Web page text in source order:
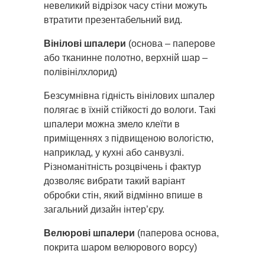
невеликий відрізок часу стіни можуть
втратити презентабельний вид.
Вінілові шпалери (основа – паперове
або тканинне полотно, верхній шар –
полівінілхлорид)
Безсумнівна гідність вінілових шпалер
полягає в їхній стійкості до вологи. Такі
шпалери можна змело клеїти в
приміщеннях з підвищеною вологістю,
наприклад, у кухні або санвузлі.
Різноманітність розцвічень і фактур
дозволяє вибрати такий варіант
обробки стін, який відмінно впише в
загальний дизайн інтер’єру.
Велюрові шпалери (паперова основа,
покрита шаром велюрового ворсу)